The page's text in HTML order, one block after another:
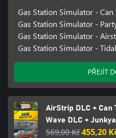
Gas Station Simulator - Can
Gas Station Simulator -
Gas Station Simulator -
Gas Station Simulator -
PŘEJÍT
AirStrip DLC + Can
Wave DLC +
569,00 Kč455,20